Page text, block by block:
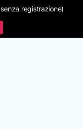
registrazione)